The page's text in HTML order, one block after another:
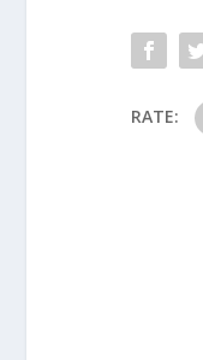
RATE: